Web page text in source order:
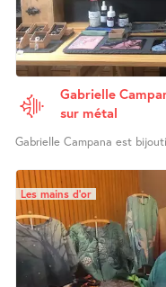
Gabrielle
sur métal
Gabrielle Campana est
Les mains d’or